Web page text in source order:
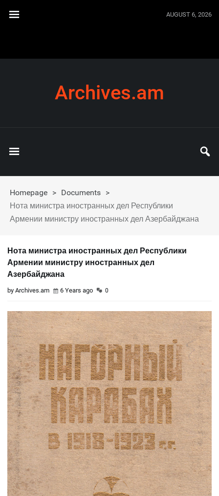
AUGUST 6, 2026
Archives.am
Homepage > Documents >
Нота министра иностранных дел Республики
Армении министру иностранных дел Азербайджана
Нота министра иностранных дел Республики
Армении министру иностранных дел
Азербайджана
by Archives.am 6 Years ago 0